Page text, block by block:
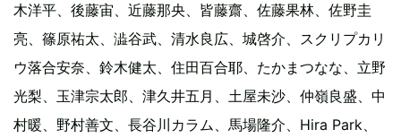
木洋平、後藤宙、近藤那央、皆藤齋、佐藤果林、佐野圭
亮、篠原祐太、澁谷武、清水良広、城啓介、スクリプカリ
ウ落合安奈、鈴木健太、住田百合耶、たかまつなな、立野
光梨、玉津宗太郎、津久井五月、土屋未沙、仲嶺良盛、中
村暖、野村善文、長谷川カラム、馬場隆介、Hira Park、